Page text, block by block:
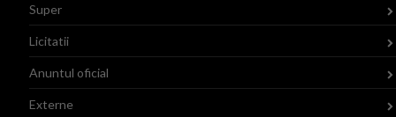
Super
Licitatii
Anuntul oficial
Externe